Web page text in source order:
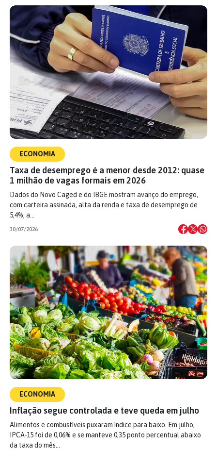
ECONOMIA
Taxa de desemprego é a menor desde 2012: quase
1 milhão de vagas formais em 2026
Dados do Novo Caged e do IBGE mostram avanço do emprego,
com carteira assinada, alta da renda e taxa de desemprego de
5,4%, a…
30/07/2026
ECONOMIA
Inflação segue controlada e teve queda em julho
Alimentos e combustíveis puxaram índice para baixo. Em julho,
IPCA-15 foi de 0,06% e se manteve 0,35 ponto percentual abaixo
da taxa do mês…